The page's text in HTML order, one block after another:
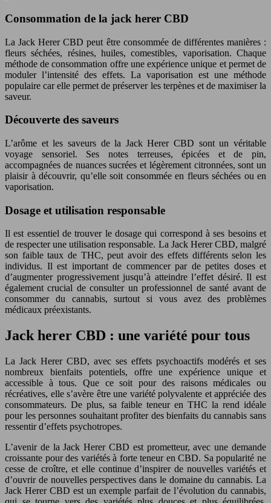
Consommation de la jack herer CBD
La Jack Herer CBD peut être consommée de différentes manières :
fleurs séchées, résines, huiles, comestibles, vaporisation. Chaque
méthode de consommation offre une expérience unique et permet de
moduler l’intensité des effets. La vaporisation est une méthode
populaire car elle permet de préserver les terpènes et de maximiser la
saveur.
Découverte des saveurs
L’arôme et les saveurs de la Jack Herer CBD sont un véritable
voyage sensoriel. Ses notes terreuses, épicées et de pin,
accompagnées de nuances sucrées et légèrement citronnées, sont un
plaisir à découvrir, qu’elle soit consommée en fleurs séchées ou en
vaporisation.
Dosage et utilisation responsable
Il est essentiel de trouver le dosage qui correspond à ses besoins et
de respecter une utilisation responsable. La Jack Herer CBD, malgré
son faible taux de THC, peut avoir des effets différents selon les
individus. Il est important de commencer par de petites doses et
d’augmenter progressivement jusqu’à atteindre l’effet désiré. Il est
également crucial de consulter un professionnel de santé avant de
consommer du cannabis, surtout si vous avez des problèmes
médicaux préexistants.
Jack herer CBD : une variété pour tous
La Jack Herer CBD, avec ses effets psychoactifs modérés et ses
nombreux bienfaits potentiels, offre une expérience unique et
accessible à tous. Que ce soit pour des raisons médicales ou
récréatives, elle s’avère être une variété polyvalente et appréciée des
consommateurs. De plus, sa faible teneur en THC la rend idéale
pour les personnes souhaitant profiter des bienfaits du cannabis sans
ressentir d’effets psychotropes.
L’avenir de la Jack Herer CBD est prometteur, avec une demande
croissante pour des variétés à forte teneur en CBD. Sa popularité ne
cesse de croître, et elle continue d’inspirer de nouvelles variétés et
d’ouvrir de nouvelles perspectives dans le domaine du cannabis. La
Jack Herer CBD est un exemple parfait de l’évolution du cannabis,